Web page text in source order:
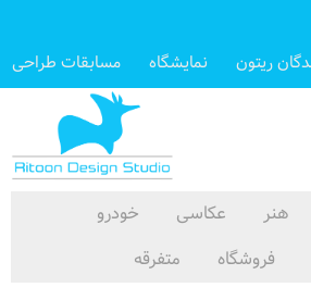
ریتون نمایشگاه مسابقات طراحی
هنر عکاسی
خودرو
فروشگاه متفرقه